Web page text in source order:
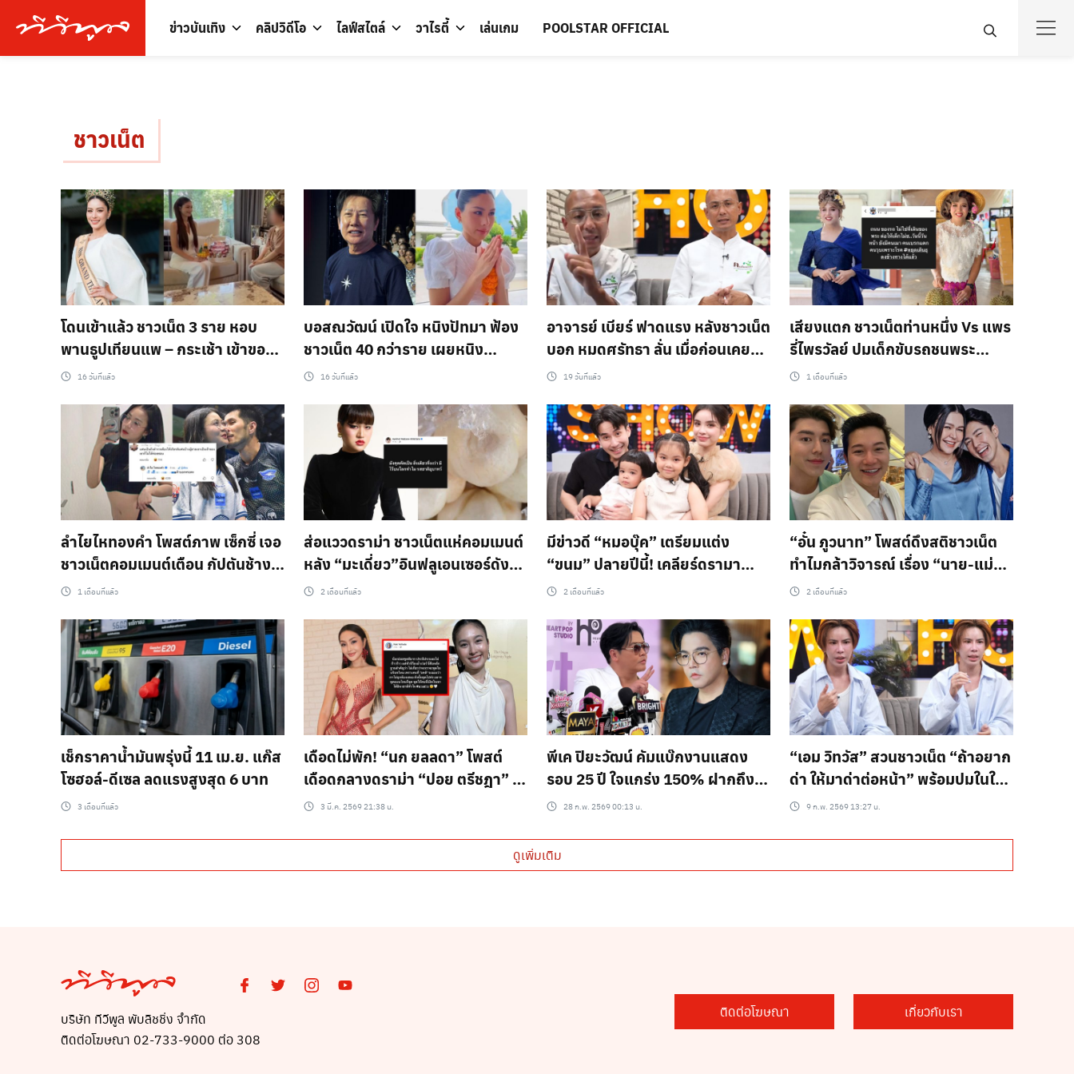
ข่าวบันเทิง คลิปวิดีโอ ไลฟ์สไตล์ วาไรตี้ เล่นเกม POOLSTAR OFFICIAL
ชาวเน็ต
โดนเข้าแล้ว ชาวเน็ต 3 ราย หอบ
พานธูปเทียนแพ – กระเช้า เข้าขอ
ขมา และ ขอโทษ หนิงปัทมา ปมคอม
ด้วยการโฆษณา
16 วันที่แล้ว
บอสณวัฒน์ เปิดใจ หนิงปัทมา ฟ้อง
ชาวเน็ต 40 กว่าราย เผยหนิง
สาบานต่อพระแก้ว ลั่นแรง ระวังเวร
16 วันที่แล้ว
อาจารย์ เบียร์ ฟาดแรง หลังชาวเน็ต
บอก หมดศรัทธา ลั่น เมื่อก่อนเคย
กราบตีxกูหรอ ?
19 วันที่แล้ว
เสียงแตก ชาวเน็ตท่านหนึ่ง Vs แพร
รี่ไพรวัลย์ ปมเด็กขับรถชนพระ
มรณภาพ 10 รูป
1 เดือนที่แล้ว
ลำไยไหทองคำ โพสต์ภาพ เซ็กซี่ เจอ
ชาวเน็ตคอมเมนต์เตือน กัปตันช้าง
เป็นตำรวจ ให้เกียรติบ้าง ผู้ชายเขา
หรอคะ ?
1 เดือนที่แล้ว
ส่อแววดราม่า ชาวเน็ตแห่คอมเมนต์
หลัง “มะเดี่ยว”อินฟลูเอนเซอร์ดัง
โพสต์ “มังคุดคัดเป็น สิ่งเดียวที่งง
2 เดือนที่แล้ว
มีข่าวดี “หมอบุ๊ค” เตรียมแต่ง
“ขนม” ปลายปีนี้! เคลียร์ดรามา
“เทศกาลรถตู้” โยงปมกับอดีตสามี
ความเป็นส่วนตัว
2 เดือนที่แล้ว
“อั๋น ภูวนาท” โพสต์ดึงสติชาวเน็ต
ทำไมกล้าวิจารณ์ เรื่อง “นาย-แม่
หมู” โดยใช้คำว่า “เนรคุณ
เชื่อทุกอย่างจะลงเอยด้วยดี เมื่อถึง
เวลา
2 เดือนที่แล้ว
เช็กราคาน้ำมันพรุ่งนี้ 11 เม.ย. แก๊ส
โซฮอล์-ดีเซล ลดแรงสูงสุด 6 บาท
3 เดือนที่แล้ว
เดือดไม่พัก! “นก ยลลดา” โพสต์
เดือดกลางดราม่า “ปอย ตรีชฎา” ชี้
ชัดปัญหาอยู่ที่อคติ
3 มี.ค. 2569 21:38 น.
พีเค ปิยะวัฒน์ คัมแบ๊กงานแสดง
รอบ 25 ปี ใจแกร่ง 150% ฝากถึง
ชาวเน็ตที่ตามแซะ “สองปีแล้วพอ
28 ก.พ. 2569 00:13 น.
“เอม วิทวัส” สวนชาวเน็ต “ถ้าอยาก
ด่า ให้มาด่าต่อหน้า” พร้อมปมในใจ!
โดนดารารุ่นพี่พูดใส่หน้าว่าเป็น
9 ก.พ. 2569 13:27 น.
ดูเพิ่มเติม
บริษัท ทีวีพูล พับลิชชิ่ง จำกัด
ติดต่อโฆษณา 02-733-9000 ต่อ 308
ติดต่อโฆษณา เกี่ยวกับเรา